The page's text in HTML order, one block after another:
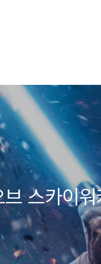
스카이워